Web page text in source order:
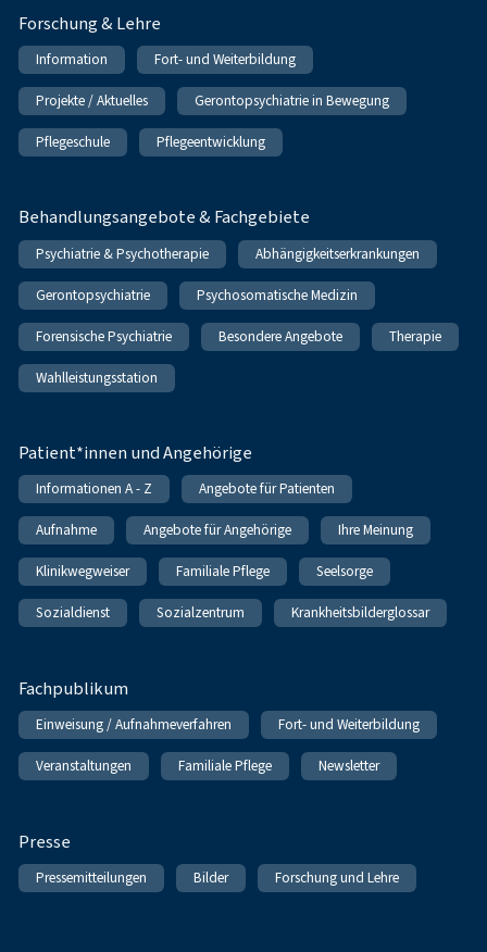
Forschung & Lehre
Information Fort- und Weiterbildung
Projekte / Aktuelles Gerontopsychiatrie in Bewegung
Pflegeschule Pflegeentwicklung
Behandlungsangebote & Fachgebiete
Psychiatrie & Psychotherapie Abhängigkeitserkrankungen
Gerontopsychiatrie Psychosomatische Medizin
Forensische Psychiatrie Besondere Angebote Therapie
Wahlleistungsstation
Patient*innen und Angehörige
Informationen A - Z Angebote für Patienten
Aufnahme Angebote für Angehörige Ihre Meinung
Klinikwegweiser Familiale Pflege Seelsorge
Sozialdienst Sozialzentrum Krankheitsbilderglossar
Fachpublikum
Einweisung / Aufnahmeverfahren Fort- und Weiterbildung
Veranstaltungen Familiale Pflege Newsletter
Presse
Pressemitteilungen Bilder Forschung und Lehre